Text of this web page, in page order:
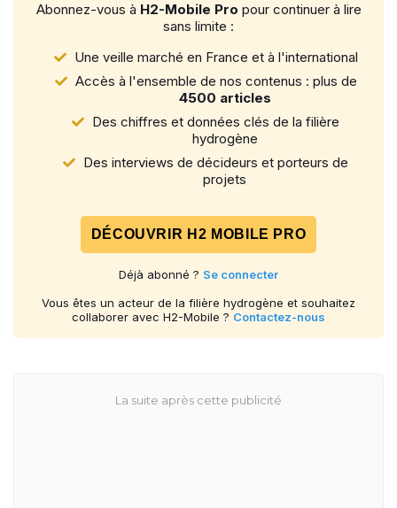
Abonnez-vous à H2-Mobile Pro pour continuer à lire
sans limite :
Une veille marché en France et à l'international
Accès à l'ensemble de nos contenus : plus de
4500 articles
Des chiffres et données clés de la filière
hydrogène
Des interviews de décideurs et porteurs de
projets
DÉCOUVRIR H2 MOBILE PRO
Déjà abonné ? Se connecter
Vous êtes un acteur de la filière hydrogène et souhaitez
collaborer avec H2-Mobile ? Contactez-nous